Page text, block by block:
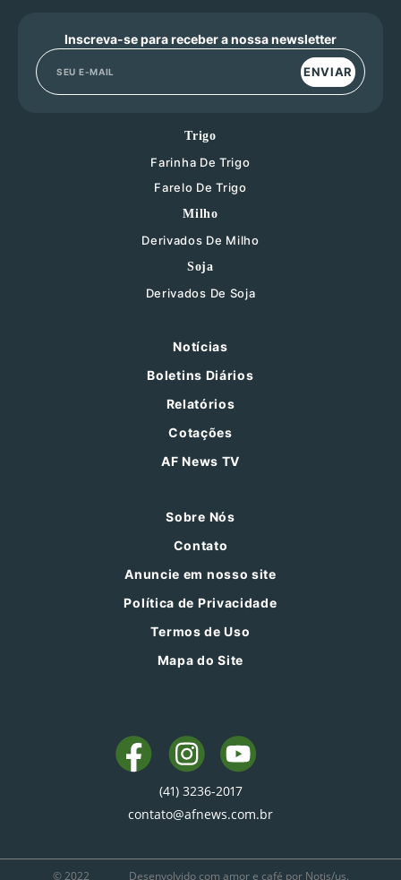
Inscreva-se para receber a nossa newsletter
ENVIAR
Trigo
Farinha De Trigo
Farelo De Trigo
Milho
Derivados De Milho
Soja
Derivados De Soja
Notícias
Boletins Diários
Relatórios
Cotações
AF News TV
Sobre Nós
Contato
Anuncie em nosso site
Política de Privacidade
Termos de Uso
Mapa do Site
(41) 3236-2017
contato@afnews.com.br
© 2022 Desenvolvido com amor e café por Notis/us.